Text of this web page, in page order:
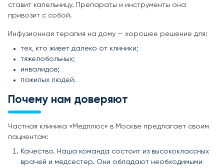
ставит капельницу. Препараты и инструменты она
привозит с собой.
Инфузионная терапия на дому — хорошее решение для:
тех, кто живет далеко от клиники;
тяжелобольных;
инвалидов;
пожилых людей.
Почему нам доверяют
Частная клиника «Медплюс» в Москве предлагает своим
пациентам:
Качество. Наша команда состоит из высококлассных
врачей и медсестер. Они обладают необходимыми